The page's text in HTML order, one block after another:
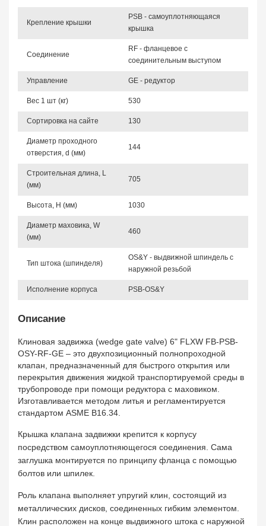
Крепление крышки
PSB - самоуплотняющаяся
крышка
Соединение
RF - фланцевое с
соединительным выступом
Управление GE - редуктор
Вес 1 шт (кг) 530
Сортировка на сайте 130
Диаметр проходного
отверстия, d (мм)
144
Строительная длина, L
(мм)
705
Высота, Н (мм) 1030
Диаметр маховика, W
(мм)
460
Тип штока (шпинделя)
OS&Y - выдвижной шпиндель с
наружной резьбой
Исполнение корпуса PSB-OS&Y
Описание
Клиновая задвижка (wedge gate valve) 6" FLXW FB-PSB-
OSY-RF-GE – это двухпозиционный полнопроходной
клапан, предназначенный для быстрого открытия или
перекрытия движения жидкой транспортируемой среды в
трубопроводе при помощи редуктора с маховиком.
Изготавливается методом литья и регламентируется
стандартом ASME B16.34.
Крышка клапана задвижки крепится к корпусу
посредством самоуплотняющегося соединения. Сама
заглушка монтируется по принципу фланца с помощью
болтов или шпилек.
Роль клапана выполняет упругий клин, состоящий из
металлических дисков, соединенных гибким элементом.
Клин расположен на конце выдвижного штока с наружной